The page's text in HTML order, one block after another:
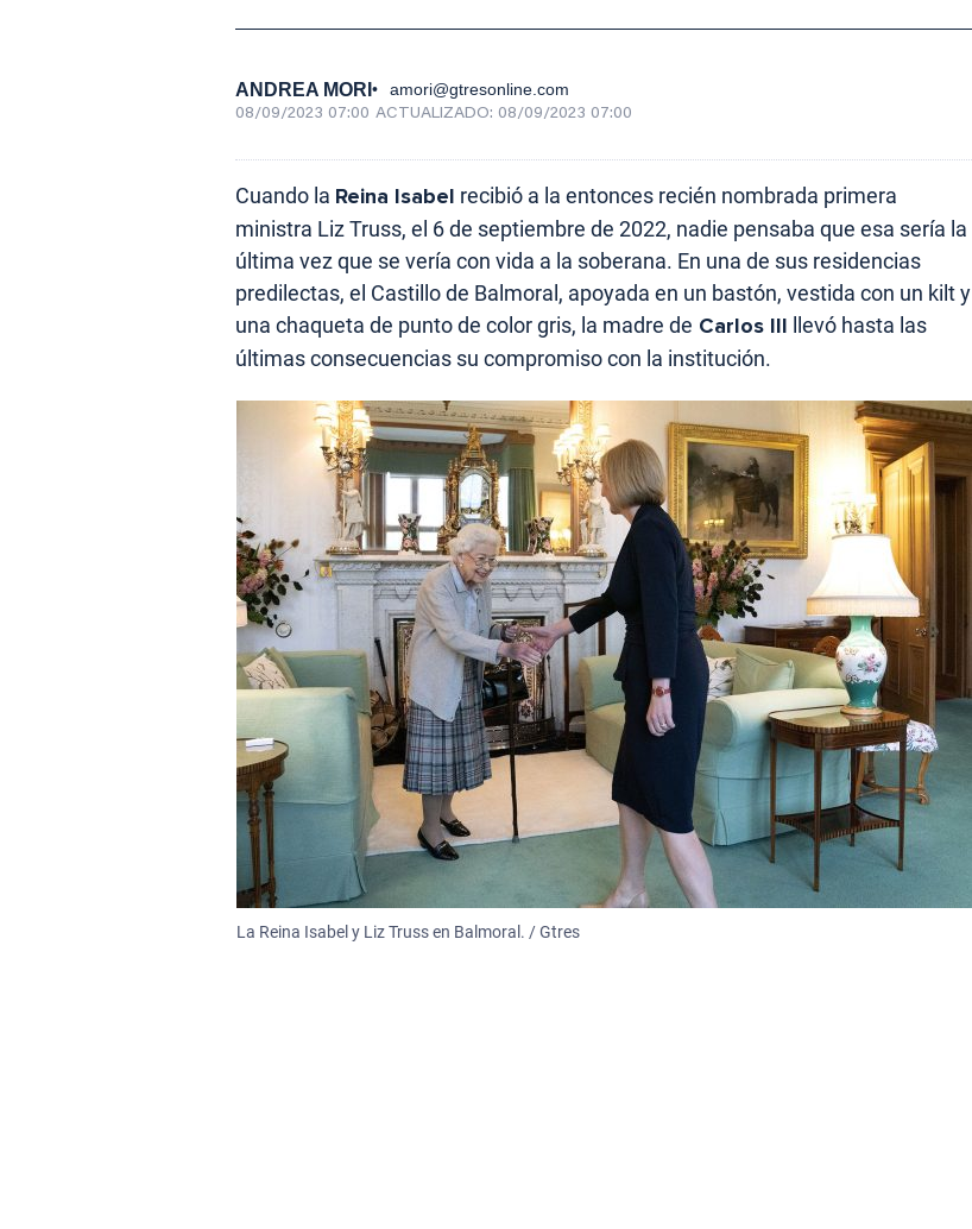
ANDREA MORI amori@gtresonline.com
08/09/2023 07:00 ACTUALIZADO: 08/09/2023 07:00
Cuando la Reina Isabel recibió a la entonces recién nombrada primera
ministra Liz Truss, el 6 de septiembre de 2022, nadie pensaba que esa sería la
última vez que se vería con vida a la soberana. En una de sus residencias
predilectas, el Castillo de Balmoral, apoyada en un bastón, vestida con un kilt y
una chaqueta de punto de color gris, la madre de Carlos III llevó hasta las
últimas consecuencias su compromiso con la institución.
La Reina Isabel y Liz Truss en Balmoral. / Gtres